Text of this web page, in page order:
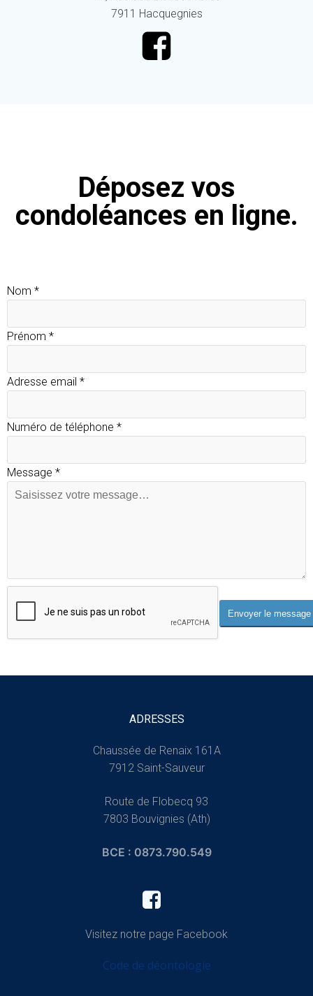
7911 Hacquegnies
Déposez vos
condoléances en ligne.
Nom *
Prénom *
Adresse email *
Numéro de téléphone *
Message *
Envoyer le message
ADRESSES
Chaussée de Renaix 161A
7912 Saint-Sauveur
Route de Flobecq 93
7803 Bouvignies (Ath)
BCE : 0873.790.549
Visitez notre page Facebook
Code de déontologie